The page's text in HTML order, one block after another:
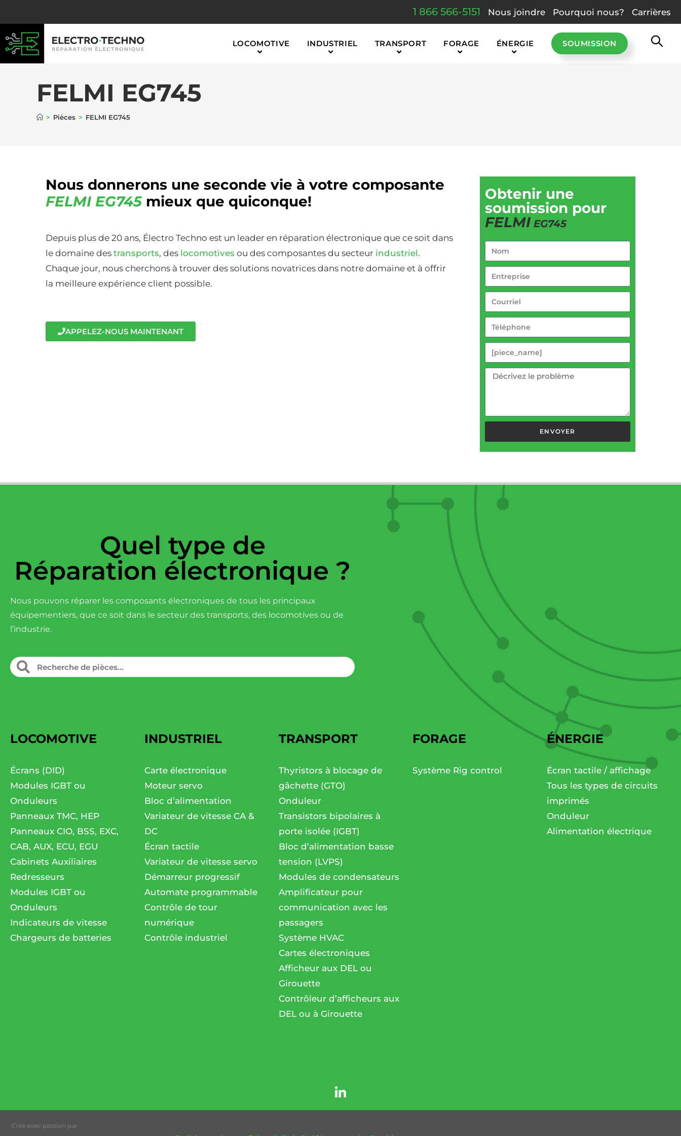
1 866 566-5151 Nous joindre Pourquoi nous? Carrières
LOCOMOTIVE INDUSTRIEL TRANSPORT FORAGE ÉNERGIE SOUMISSION
FELMI EG745
> Pièces > FELMI EG745
Nous donnerons une seconde vie à votre composante
FELMIEG745 mieux que quiconque!
Depuis plus de 20 ans, Électro Techno est un leader en réparation électronique que ce soit dans
le domaine des transports, des locomotives ou des composantes du secteur industriel.
Chaque jour, nous cherchons à trouver des solutions novatrices dans notre domaine et à offrir
la meilleure expérience client possible.
APPELEZ-NOUS MAINTENANT
Obtenir une
soumission pour
FELMIEG745
ENVOYER
Quel type de
Réparation électronique ?
Nous pouvons réparer les composants électroniques de tous les principaux
équipementiers, que ce soit dans le secteur des transports, des locomotives ou de
l’industrie.
LOCOMOTIVE
Écrans (DID)
Modules IGBT ou
Onduleurs
Panneaux TMC, HEP
Panneaux CIO, BSS, EXC,
CAB, AUX, ECU, EGU
Cabinets Auxiliaires
Redresseurs
Modules IGBT ou
Onduleurs
Indicateurs de vitesse
Chargeurs de batteries
INDUSTRIEL
Carte électronique
Moteur servo
Bloc d’alimentation
Variateur de vitesse CA &
DC
Écran tactile
Variateur de vitesse servo
Démarreur progressif
Automate programmable
Contrôle de tour
numérique
Contrôle industriel
TRANSPORT
Thyristors à blocage de
gâchette (GTO)
Onduleur
Transistors bipolaires à
porte isolée (IGBT)
Bloc d’alimentation basse
tension (LVPS)
Modules de condensateurs
Amplificateur pour
communication avec les
passagers
Système HVAC
Cartes électroniques
Afficheur aux DEL ou
Girouette
Contrôleur d’afficheurs aux
DEL ou à Girouette
FORAGE
Système Rig control
ÉNERGIE
Écran tactile / affichage
Tous les types de circuits
imprimés
Onduleur
Alimentation électrique
Créé avec passion par